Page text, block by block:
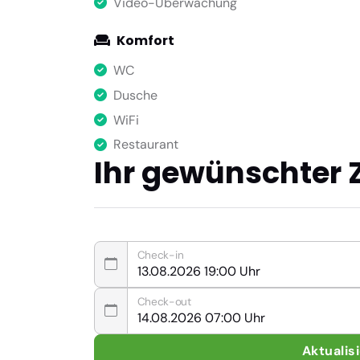
Komfort
WC
Dusche
WiFi
Restaurant
Ihr gewünschter
Check-in
Check-out